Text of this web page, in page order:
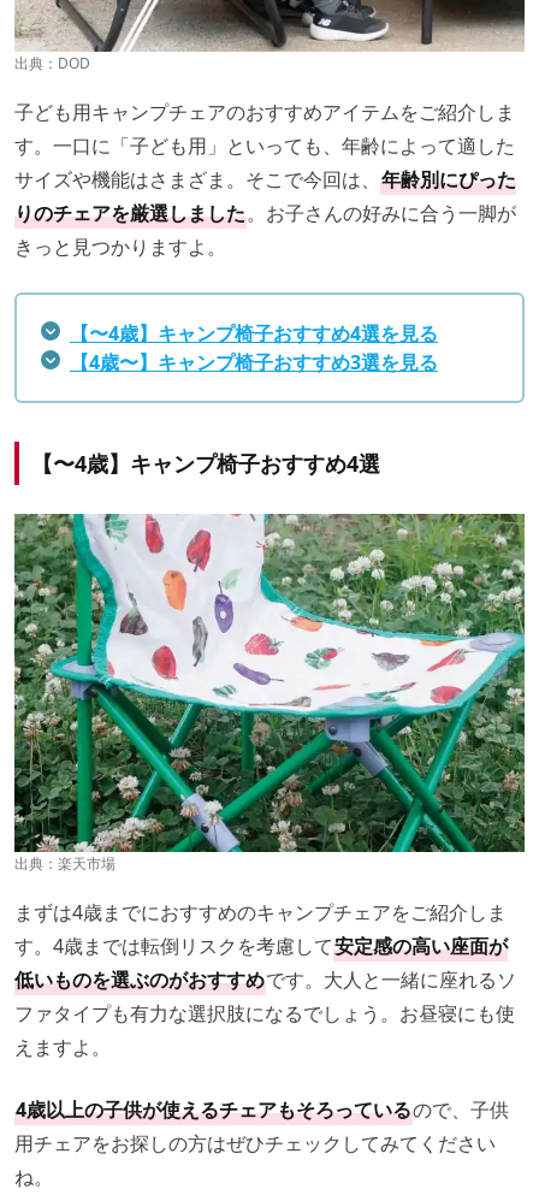
出典： DOD
子ども用キャンプチェアのおすすめアイテムをご紹介しま
す。一口に「子ども用」といっても、年齢によって適した
サイズや機能はさまざま。そこで今回は、 年齢別にぴった
りのチェアを厳選しました。お子さんの好みに合う一脚が
きっと見つかりますよ。
【〜4歳】キャンプ椅子おすすめ4選を見る
【4歳〜】キャンプ椅子おすすめ3選を見る
【〜4歳】キャンプ椅子おすすめ4選
出典： 楽天市場
まずは4歳までにおすすめのキャンプチェアをご紹介しま
す。4歳までは転倒リスクを考慮して安定感の高い座面が
低いものを選ぶのがおすすめです。大人と一緒に座れるソ
ファタイプも有力な選択肢になるでしょう。お昼寝にも使
えますよ。
4歳以上の子供が使えるチェアもそろっているので、子供
用チェアをお探しの方はぜひチェックしてみてください
ね。